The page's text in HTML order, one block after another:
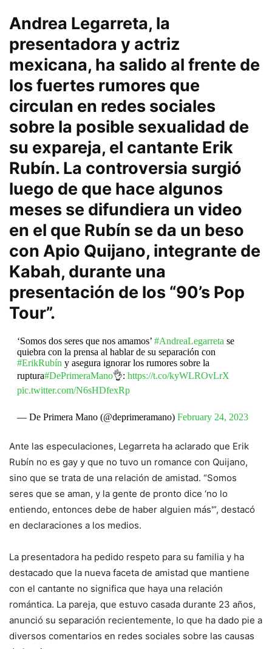
Andrea Legarreta, la
presentadora y actriz
mexicana, ha salido al frente de
los fuertes rumores que
circulan en redes sociales
sobre la posible sexualidad de
su expareja, el cantante Erik
Rubín. La controversia surgió
luego de que hace algunos
meses se difundiera un video
en el que Rubín se da un beso
con Apio Quijano, integrante de
Kabah, durante una
presentación de los “90’s Pop
Tour”.
‘Somos dos seres que nos amamos’ #AndreaLegarreta se
quiebra con la prensa al hablar de su separación con
#ErikRubín y asegura ignorar los rumores sobre la
ruptura#DePrimeraMano👌: https://t.co/kyWLROvLrX
pic.twitter.com/N6sHDfexRp
— De Primera Mano (@deprimeramano) February 24, 2023
Ante las especulaciones, Legarreta ha aclarado que Erik
Rubín no es gay y que no tuvo un romance con Quijano,
sino que se trata de una relación de amistad. “Somos
seres que se aman, y la gente de pronto dice ‘no lo
entiendo, entonces debe de haber alguien más'”, destacó
en declaraciones a los medios.
La presentadora ha pedido respeto para su familia y ha
destacado que la nueva faceta de amistad que mantiene
con el cantante no significa que haya una relación
romántica. La pareja, que estuvo casada durante 23 años,
anunció su separación recientemente, lo que ha dado pie a
diversos comentarios en redes sociales sobre las causas